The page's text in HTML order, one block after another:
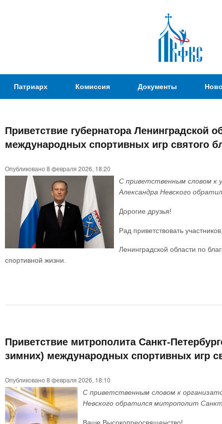
Патриаршая
Комиссия
вопросам
физической
культуры и
Патриарх Комиссия Документы
Вы
Приветствие губернатора Ленинградской
международных спортивных игр святого
Опубликовано 8 февраля 2026, 18:20
С приветственным словом к
Александра Невского
Дорогие друзья!
Рад приветствовать
Ленинградской области по
спортивной жизни.
Приветствие митрополита Санкт-
зимних) международных спортивных игр
Опубликовано 8 февраля 2026, 18:10
С приветственным словом к
Невского обратился митрополит